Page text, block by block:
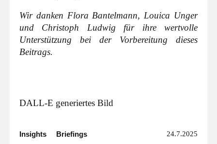
Wir danken Flora Bantelmann, Louica Unger
und Christoph Ludwig für ihre wertvolle
Unterstützung bei der Vorbereitung dieses
Beitrags.
DALL-E generiertes Bild
Insights Briefings 24.7.2025